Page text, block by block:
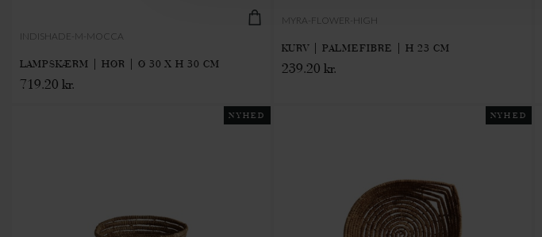
INDISHADE-M-MOCCA
LAMPSKÆRM | HØR | Ø 30 X H 30 CM
719.20 kr.
MYRA-FLOWER-HIGH
KURV | PALMEFIBRE | H 23 CM
239.20 kr.
NYHED NYHED